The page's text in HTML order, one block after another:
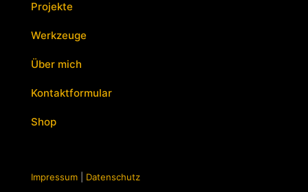
Projekte
Werkzeuge
Über mich
Kontaktformular
Shop
Impressum Datenschutz